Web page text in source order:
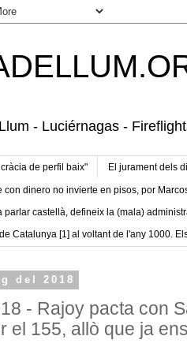
- Luciérnagas -
de perfil baix" El jurament dels
con dinero no invierte en pisos, por
parlar castellà, defineix la (mala)
Catalunya [1] al voltant de l'any 1000.
del 2018
- Rajoy pacta con
el 155, allò que ja